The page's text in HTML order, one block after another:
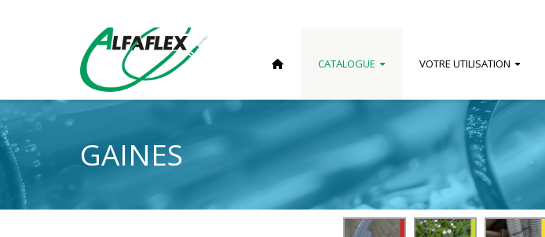
CATALOGUE VOTRE UTILISATION
GAINES